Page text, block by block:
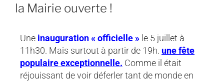
la Mairie ouverte !
Une inauguration « officielle » le 5 juillet à
11h30. Mais surtout à partir de 19h. une fête
populaire exceptionnelle. Comme il était
réjouissant de voir déferler tant de monde en